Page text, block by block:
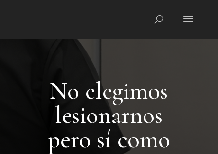
No elegimos
lesionarnos
pero sí como